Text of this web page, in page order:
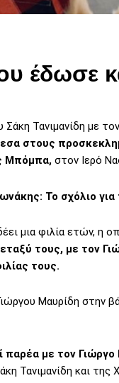
έδωσε
Τανιμανίδη με
στους
Μπόμπα, στον Ιερό
Το σχόλιο
μια φιλία ετών, η
τους, με τον
τους.
Μαυρίδη στην
παρέα με τον
Τανιμανίδη και της